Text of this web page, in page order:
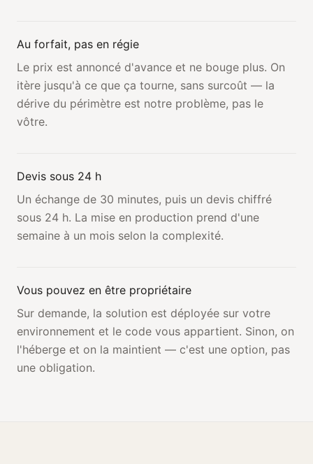
Au forfait, pas en régie
Le prix est annoncé d'avance et ne bouge plus. On
itère jusqu'à ce que ça tourne, sans surcoût — la
dérive du périmètre est notre problème, pas le
vôtre.
Devis sous 24 h
Un échange de 30 minutes, puis un devis chiffré
sous 24 h. La mise en production prend d'une
semaine à un mois selon la complexité.
Vous pouvez en être propriétaire
Sur demande, la solution est déployée sur votre
environnement et le code vous appartient. Sinon, on
l'héberge et on la maintient — c'est une option, pas
une obligation.